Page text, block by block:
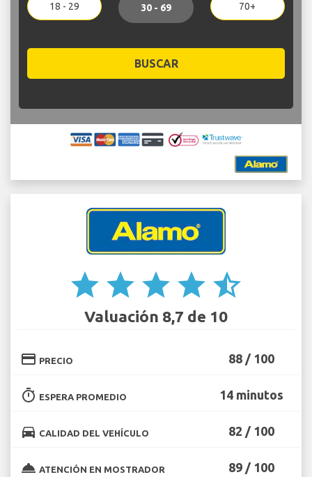
18 - 29 30 - 69 70+
BUSCAR
star star star star star_half
Valuación 8,7 de 10
credit_card PRECIO 88 / 100
timer ESPERA PROMEDIO 14 minutos
directions_car CALIDAD DEL VEHÍCULO 82 / 100
room_service ATENCIÓN EN MOSTRADOR 89 / 100